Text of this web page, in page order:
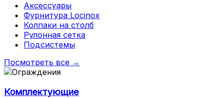
Аксессуары
Фурнитура Locinox
Колпаки на столб
Рулонная сетка
Подсистемы
Посмотреть все →
Комплектующие